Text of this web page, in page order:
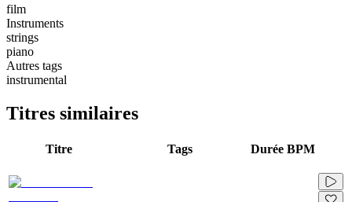
film
Instruments
strings
piano
Autres tags
instrumental
Titres similaires
Titre Tags Durée BPM